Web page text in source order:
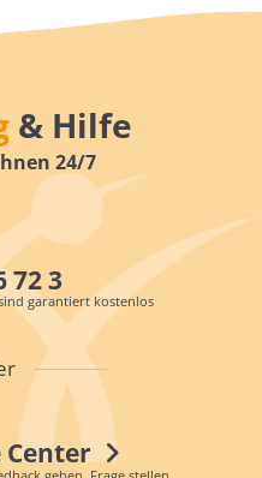
& Hilfe
24/7
72 3
garantiert kostenlos
Center
geben, Frage stellen